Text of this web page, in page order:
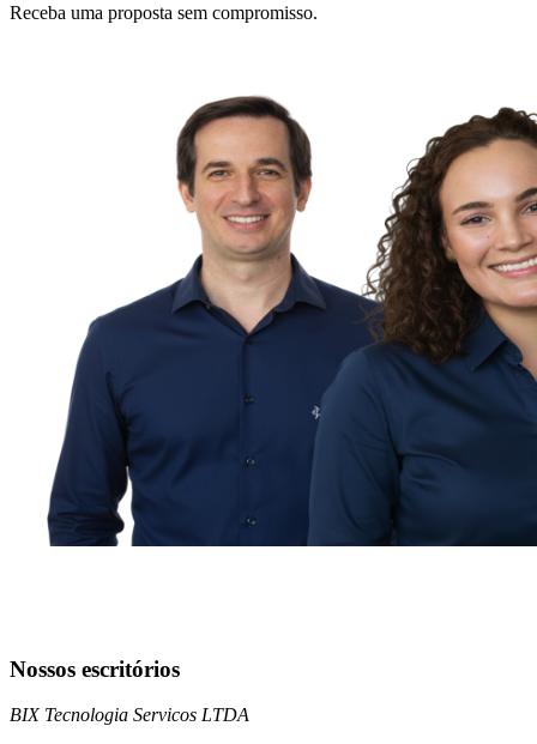
Receba uma proposta sem compromisso.
Nossos escritórios
BIX Tecnologia Servicos LTDA